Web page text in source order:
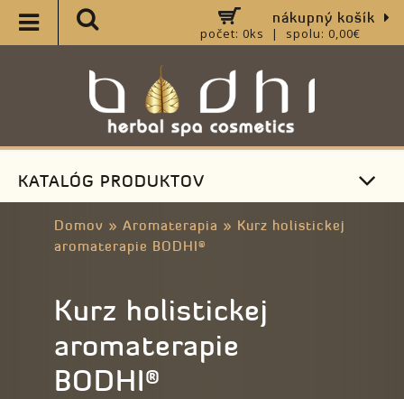
nákupný košík
počet: 0ks | spolu: 0,00€
KATALÓG PRODUKTOV
Domov » Aromaterapia » Kurz holistickej
aromaterapie BODHI®
Kurz holistickej
aromaterapie
BODHI®